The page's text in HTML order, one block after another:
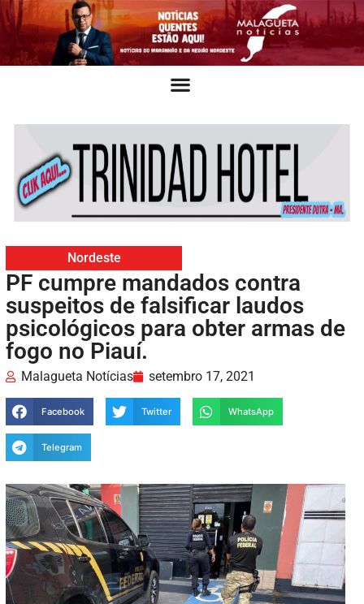
Nordeste
PF cumpre mandados contra
suspeitos de falsificar laudos
psicológicos para obter armas de
fogo no Piauí.
Malagueta Notícias setembro 17, 2021
Facebook Twitter WhatsApp
Telegram